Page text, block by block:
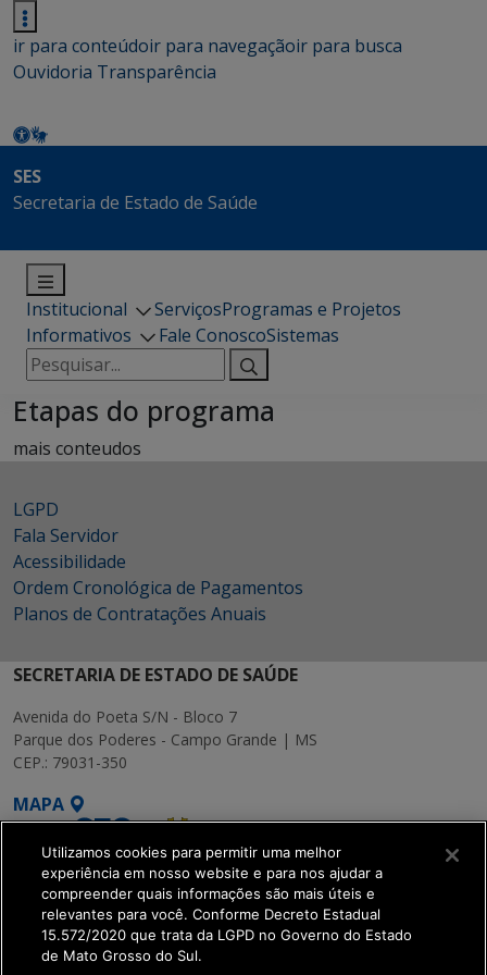
ir para conteúdoir para navegaçãoir para busca
Ouvidoria Transparência
SES
Secretaria de Estado de Saúde
Institucional ServiçosProgramas e Projetos
Informativos
Fale ConoscoSistemas
Pesquisar
por:
Etapas do programa
mais conteudos
LGPD
Fala Servidor
Acessibilidade
Ordem Cronológica de Pagamentos
Planos de Contratações Anuais
SECRETARIA DE ESTADO DE SAÚDE
Avenida do Poeta S/N - Bloco 7
Parque dos Poderes - Campo Grande | MS
CEP.: 79031-350
MAPA
SETDIG | Secretaria-
Executiva de
Utilizamos cookies para permitir uma melhor
experiência em nosso website e para nos ajudar a
compreender quais informações são mais úteis e
relevantes para você. Conforme Decreto Estadual
15.572/2020 que trata da LGPD no Governo do Estado
de Mato Grosso do Sul.